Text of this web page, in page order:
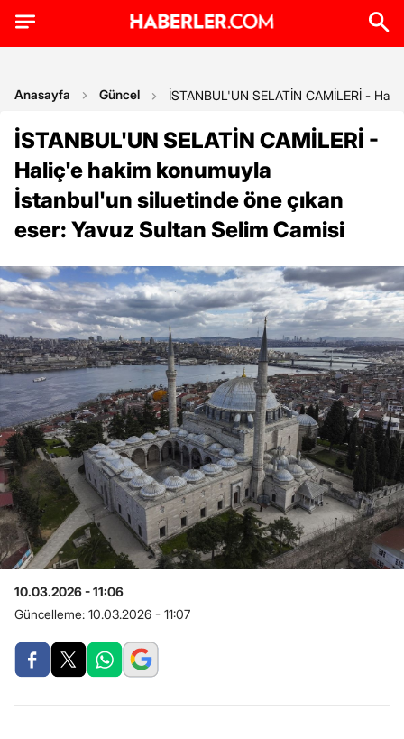
Anasayfa Güncel İSTANBUL'UN SELATİN CAMİLERİ -
İSTANBUL'UN SELATİN CAMİLERİ -
Haliç'e hakim konumuyla
İstanbul'un siluetinde öne çıkan
eser: Yavuz Sultan Selim Camisi
10.03.2026 - 11:06
Güncelleme: 10.03.2026 - 11:07